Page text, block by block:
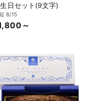
日セット(9文字)
8/15
～